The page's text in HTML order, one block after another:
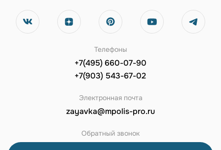
Телефоны
+7(495) 660-07-90
+7(903) 543-67-02
Электронная почта
zayavka@mpolis-pro.ru
Обратный звонок